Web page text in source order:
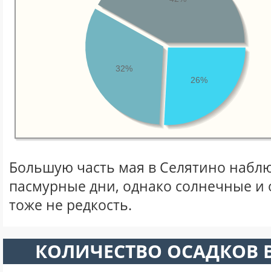
26%
32%
Большую часть мая в Селятино
пасмурные дни, однако солнечные
тоже не редкость.
КОЛИЧЕСТВО ОСАДКОВ